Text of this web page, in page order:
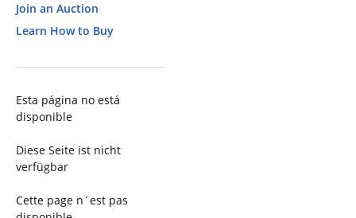
Join an Auction
Learn How to Buy
Esta página no está
disponible
Diese Seite ist nicht
verfügbar
Cette page n´est pas